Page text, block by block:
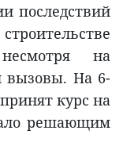
последствий
на
вызовы. На 6-
курс на
решающим